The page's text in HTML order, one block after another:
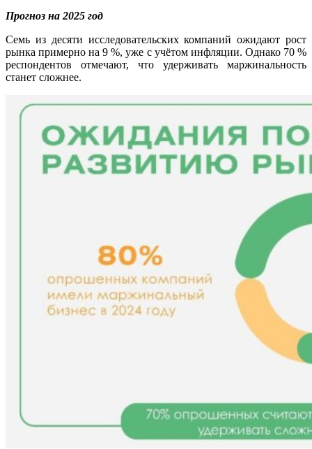
Прогноз на 2025 год
Семь из десяти исследовательских компаний ожидают рост
рынка примерно на 9 %, уже с учётом инфляции. Однако 70 %
респондентов отмечают, что удерживать маржинальность
станет сложнее.